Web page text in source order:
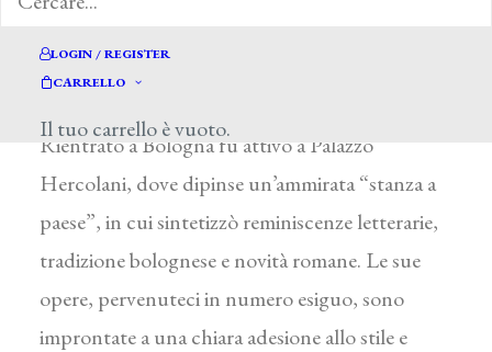
LOGIN / REGISTER
CARRELLO
Il tuo carrello è vuoto.
nel vedutismo bolognese. Nel 1810 è ricordato
Rientrato a Bologna fu attivo a Palazzo
Hercolani, dove dipinse un’ammirata “stanza a
paese”, in cui sintetizzò reminiscenze letterarie,
tradizione bolognese e novità romane. Le sue
opere, pervenuteci in numero esiguo, sono
improntate a una chiara adesione allo stile e